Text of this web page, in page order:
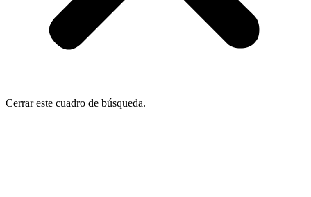
Cerrar este cuadro de búsqueda.